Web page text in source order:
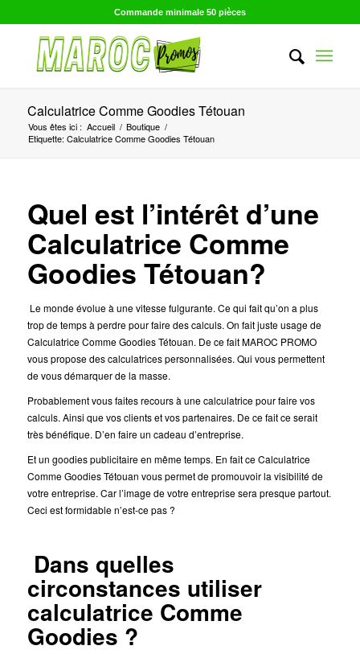
Commande minimale 50 pièces
Calculatrice Comme Goodies Tétouan
Vous êtes ici : Accueil / Boutique /
Etiquette: Calculatrice Comme Goodies Tétouan
Quel est l’intérêt d’une
Calculatrice Comme
Goodies Tétouan?
Le monde évolue à une vitesse fulgurante. Ce qui fait qu’on a plus
trop de temps à perdre pour faire des calculs. On fait juste usage de
Calculatrice Comme Goodies Tétouan. De ce fait MAROC PROMO
vous propose des calculatrices personnalisées. Qui vous permettent
de vous démarquer de la masse.
Probablement vous faites recours à une calculatrice pour faire vos
calculs. Ainsi que vos clients et vos partenaires. De ce fait ce serait
très bénéfique. D’en faire un cadeau d’entreprise.
Et un goodies publicitaire en même temps. En fait ce Calculatrice
Comme Goodies Tétouan vous permet de promouvoir la visibilité de
votre entreprise. Car l’image de votre entreprise sera presque partout.
Ceci est formidable n’est-ce pas ?
Dans quelles
circonstances utiliser
calculatrice Comme
Goodies ?